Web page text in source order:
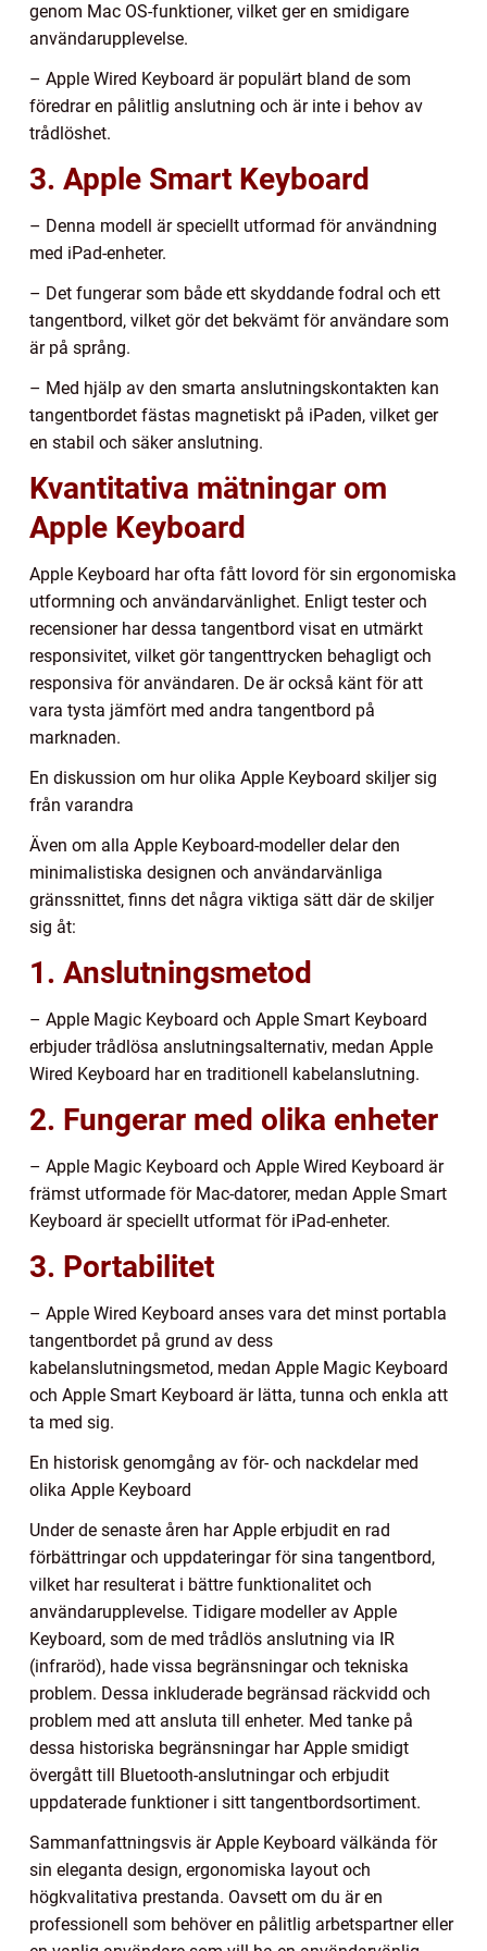
genom Mac OS-funktioner, vilket ger en smidigare
användarupplevelse.
– Apple Wired Keyboard är populärt bland de som
föredrar en pålitlig anslutning och är inte i behov av
trådlöshet.
3. Apple Smart Keyboard
– Denna modell är speciellt utformad för användning
med iPad-enheter.
– Det fungerar som både ett skyddande fodral och ett
tangentbord, vilket gör det bekvämt för användare som
är på språng.
– Med hjälp av den smarta anslutningskontakten kan
tangentbordet fästas magnetiskt på iPaden, vilket ger
en stabil och säker anslutning.
Kvantitativa mätningar om
Apple Keyboard
Apple Keyboard har ofta fått lovord för sin ergonomiska
utformning och användarvänlighet. Enligt tester och
recensioner har dessa tangentbord visat en utmärkt
responsivitet, vilket gör tangenttrycken behagligt och
responsiva för användaren. De är också känt för att
vara tysta jämfört med andra tangentbord på
marknaden.
En diskussion om hur olika Apple Keyboard skiljer sig
från varandra
Även om alla Apple Keyboard-modeller delar den
minimalistiska designen och användarvänliga
gränssnittet, finns det några viktiga sätt där de skiljer
sig åt:
1. Anslutningsmetod
– Apple Magic Keyboard och Apple Smart Keyboard
erbjuder trådlösa anslutningsalternativ, medan Apple
Wired Keyboard har en traditionell kabelanslutning.
2. Fungerar med olika enheter
– Apple Magic Keyboard och Apple Wired Keyboard är
främst utformade för Mac-datorer, medan Apple Smart
Keyboard är speciellt utformat för iPad-enheter.
3. Portabilitet
– Apple Wired Keyboard anses vara det minst portabla
tangentbordet på grund av dess
kabelanslutningsmetod, medan Apple Magic Keyboard
och Apple Smart Keyboard är lätta, tunna och enkla att
ta med sig.
En historisk genomgång av för- och nackdelar med
olika Apple Keyboard
Under de senaste åren har Apple erbjudit en rad
förbättringar och uppdateringar för sina tangentbord,
vilket har resulterat i bättre funktionalitet och
användarupplevelse. Tidigare modeller av Apple
Keyboard, som de med trådlös anslutning via IR
(infraröd), hade vissa begränsningar och tekniska
problem. Dessa inkluderade begränsad räckvidd och
problem med att ansluta till enheter. Med tanke på
dessa historiska begränsningar har Apple smidigt
övergått till Bluetooth-anslutningar och erbjudit
uppdaterade funktioner i sitt tangentbordsortiment.
Sammanfattningsvis är Apple Keyboard välkända för
sin eleganta design, ergonomiska layout och
högkvalitativa prestanda. Oavsett om du är en
professionell som behöver en pålitlig arbetspartner eller